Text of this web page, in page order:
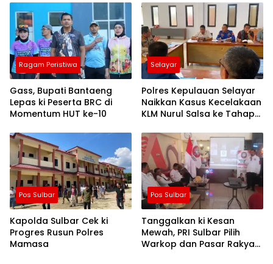
Keselamatan
Ragam Peristiwa
Gass, Bupati Bantaeng
Lepas ki Peserta BRC di
Momentum HUT ke-10
Selayar
Polres Kepulauan Selayar
Naikkan Kasus Kecelakaan
KLM Nurul Salsa ke Tahap
Pos Sulbar
Kapolda Sulbar Cek ki
Progres Rusun Polres
Mamasa
Pos Sulbar
Tanggalkan ki Kesan
Mewah, PRI Sulbar Pilih
Warkop dan Pasar Rakyat